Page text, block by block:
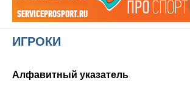
ИГРОКИ
Алфавитный указатель